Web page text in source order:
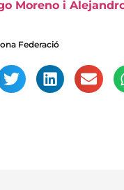
Moreno i
Federació